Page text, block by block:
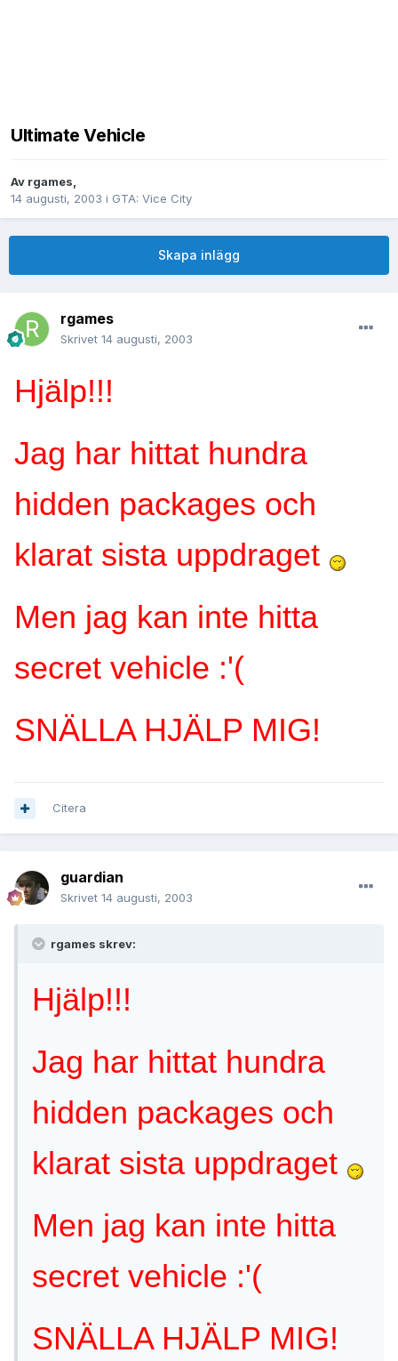
Ultimate Vehicle
Av rgames,
14 augusti, 2003 i GTA: Vice City
Skapa inlägg
rgames
Skrivet 14 augusti, 2003
Hjälp!!!
Jag har hittat hundra
hidden packages och
klarat sista uppdraget
Men jag kan inte hitta
secret vehicle :'(
SNÄLLA HJÄLP MIG!
Citera
guardian
Skrivet 14 augusti, 2003
rgames skrev:
Hjälp!!!
Jag har hittat hundra
hidden packages och
klarat sista uppdraget
Men jag kan inte hitta
secret vehicle :'(
SNÄLLA HJÄLP MIG!